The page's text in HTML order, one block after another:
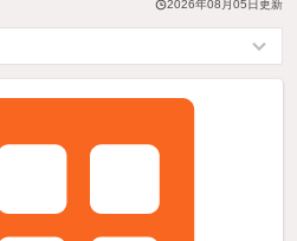
2026年08月05日更新